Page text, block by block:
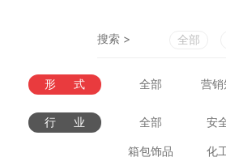
搜索 > 全部
形式 全部 营销
行业 全部 安
箱包饰品 化